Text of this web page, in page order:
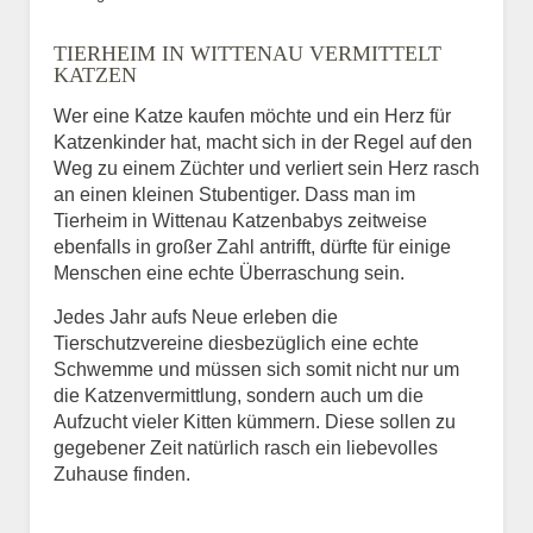
BILD HOCHLADEN
Vermisst seit
Ort des Verschwindens
TIERHEIM IN WITTENAU VERMITTELT
KATZEN
Wer eine Katze kaufen möchte und ein Herz für
Katzenkinder hat, macht sich in der Regel auf den
Weg zu einem Züchter und verliert sein Herz rasch
an einen kleinen Stubentiger. Dass man im
Tierheim in Wittenau Katzenbabys zeitweise
ebenfalls in großer Zahl antrifft, dürfte für einige
Menschen eine echte Überraschung sein.
Jedes Jahr aufs Neue erleben die
Tierschutzvereine diesbezüglich eine echte
Schwemme und müssen sich somit nicht nur um
die Katzenvermittlung, sondern auch um die
Aufzucht vieler Kitten kümmern. Diese sollen zu
gegebener Zeit natürlich rasch ein liebevolles
Zuhause finden.